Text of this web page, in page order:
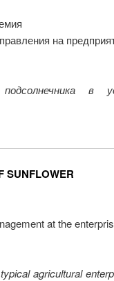
на
в
SUNFLOWER
at the
agricultural